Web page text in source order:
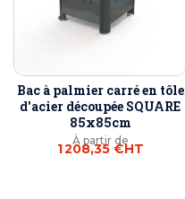
Bac à palmier carré en tôle
d'acier découpée SQUARE
85x85cm
À partir de
1 208,35 €HT